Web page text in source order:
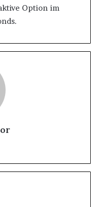
Option im